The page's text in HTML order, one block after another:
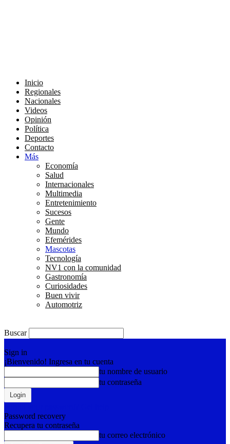
Inicio
Regionales
Nacionales
Videos
Opinión
Política
Deportes
Contacto
Más
Economía
Salud
Internacionales
Multimedia
Entretenimiento
Sucesos
Gente
Mundo
Efemérides
Mascotas
Tecnología
NV1 con la comunidad
Gastronomía
Curiosidades
Buen vivir
Automotriz
Buscar
Sign in
¡Bienvenido! Ingresa en tu cuenta
tu nombre de usuario
tu contraseña
Password recovery
Recupera tu contraseña
tu correo electrónico